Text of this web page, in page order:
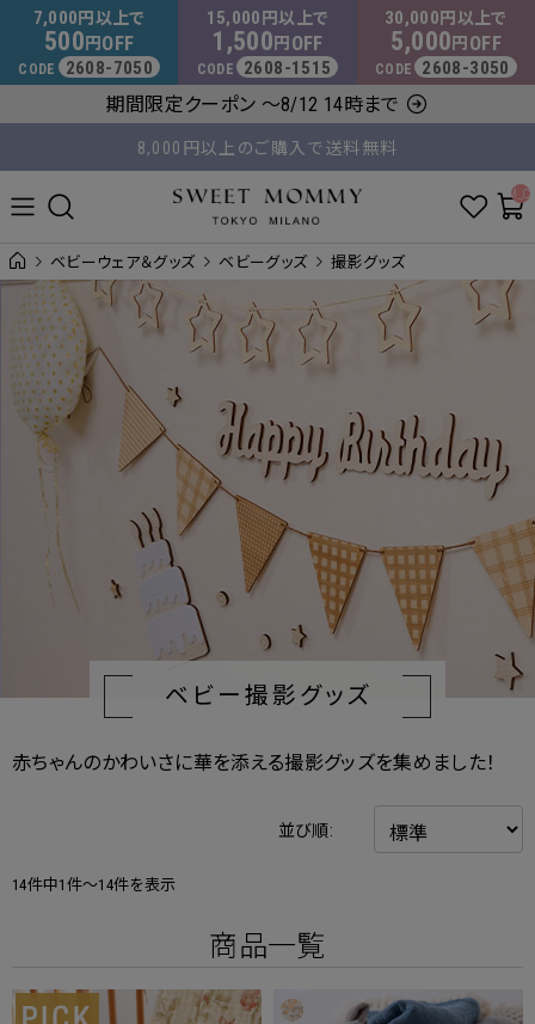
マタニティウェア・授乳服のスウィートマミー
7,000 円以上で
500 円 OFF
CODE 2608-7050
15,000 円以上で
1,500 円 OFF
CODE 2608-1515
30,000 円以上で
5,000 円 OFF
CODE 2608-3050
期間限定クーポン ～8/12 14時まで
平日14時 / 土日祝12時まで のご注文で当日出荷！
8,000円以上のご購入で送料無料
ベビーウェア＆グッズ ベビーグッズ 撮影グッズ
ベビー撮影グッズ
赤ちゃんのかわいさに華を添える撮影グッズを集めました！
並び順:
14件中1件～14件を表示
商品一覧